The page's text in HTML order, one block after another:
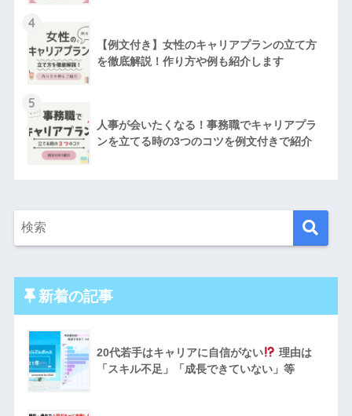
4
【例文付き】女性のキャリアプランの立て方
を徹底解説！作り方や例も紹介します
5
人事が会いたくなる！事務職でキャリアプラ
ンを立てる時の3つのコツを例文付きで紹介
新着の記事
20代若手はキャリアに自信がない
理由は
「スキル不足」「成長できていない」等